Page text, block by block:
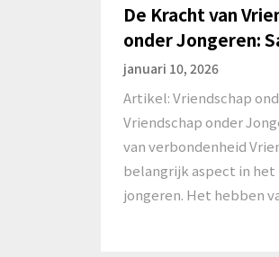
De Kracht van
onder Jongeren:
januari 10, 2026
Artikel: Vriendschap
Vriendschap onder
van verbondenheid
belangrijk aspect in het
jongeren. Het hebben